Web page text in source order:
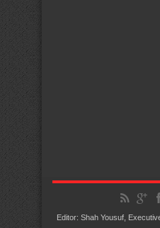
Editor: Shah Yousuf,